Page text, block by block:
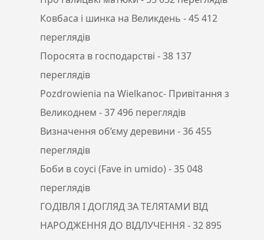
Ковбаса і шинка на Великдень - 45 412
переглядів
Поросята в господарстві - 38 137
переглядів
Pozdrowienia na Wielkanoc- Привітання з
Великоднем - 37 496 переглядів
Визначення об’єму деревини - 36 455
переглядів
Боби в соусі (Fave in umido) - 35 048
переглядів
ГОДІВЛЯ І ДОГЛЯД ЗА ТЕЛЯТАМИ ВІД
НАРОДЖЕННЯ ДО ВІДЛУЧЕННЯ - 32 895